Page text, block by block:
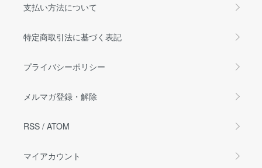
支払い方法について
特定商取引法に基づく表記
プライバシーポリシー
メルマガ登録・解除
RSS / ATOM
マイアカウント